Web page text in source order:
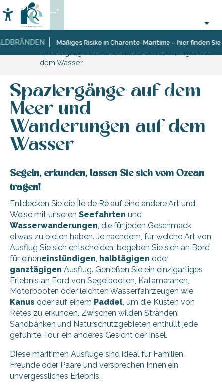
au
contenu
principal
Mäßiges Risiko in Charente-Maritime – hier finden Sie
Accessibilité
Suche
--°
Startseite
Organisieren
Freizeit
Begleitete
dem Wasser
Spaziergänge auf dem
Meer und
Wanderungen auf dem
Wasser
Segeln, erkunden, lassen Sie sich vom Ozean
tragen!
Entdecken Sie die Île de Ré auf eine andere Art und
Weise mit unseren Seefahrten und
Wasserwanderungen, die für jeden Geschmack
etwas zu bieten haben. Je nachdem, für welche Art von
Ausflug Sie sich entscheiden, begeben Sie sich an Bord
für eineneinstündigen, halbtägigen oder
ganztägigen Ausflug. Genießen Sie ein einzigartiges
Erlebnis an Bord von Segelbooten, Katamaranen,
Motorbooten oder leichten Wasserfahrzeugen wie
Kanus oder auf einem Paddel, um die Küsten von
Rétes zu erkunden. Zwischen wilden Stränden,
Sandbänken und Naturschutzgebieten enthüllt jede
geführte Tour ein anderes Gesicht der Insel.
Diese maritimen Ausflüge sind ideal für Familien,
Freunde oder Paare und versprechen Ihnen ein
unvergessliches Erlebnis.